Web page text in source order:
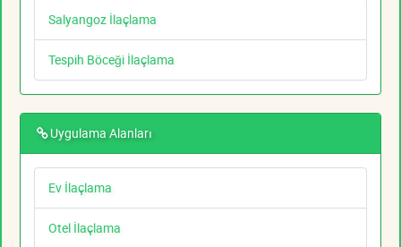
Salyangoz İlaçlama
Tespih Böceği İlaçlama
Uygulama Alanları
Ev İlaçlama
Otel İlaçlama